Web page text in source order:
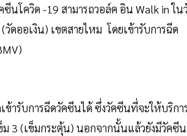
นโควิด -19 สามารถวอล์ค อิน Walk in ใน
ดออเงิน) เขตสายไหม โดยเข้ารับการฉีด
ารับการฉีดวัคซีนได้ ซึ่งวัคซีนที่จะให้บริกา
3 (เข็มกระตุ้น) นอกจากนั้นแล้วยังมีวัคซีน